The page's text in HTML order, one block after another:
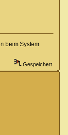
beim System
Gespeichert